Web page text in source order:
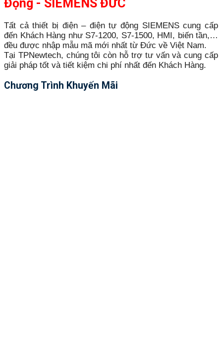
Động - SIEMENS ĐỨC
Tất cả thiết bị điện – điện tự động SIEMENS cung cấp
đến Khách Hàng như S7-1200, S7-1500, HMI, biến tần,…
đều được nhập mẫu mã mới nhất từ Đức về Việt Nam.
Tại TPNewtech, chúng tôi còn hỗ trợ tư vấn và cung cấp
giải pháp tốt và tiết kiệm chi phí nhất đến Khách Hàng.
Chương Trình Khuyến Mãi